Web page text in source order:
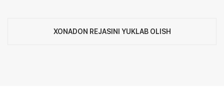
XONADON REJASINI YUKLAB OLISH